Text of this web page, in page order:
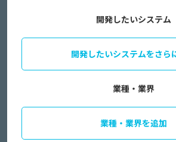
開発したいシステム
開発したいシステムをさら
業種・業界
業種・業界を追加